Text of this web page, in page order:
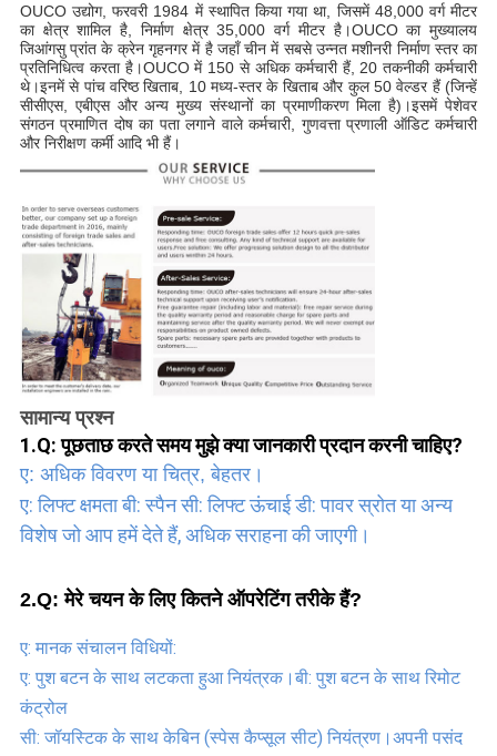
OUCO उद्योग, फरवरी 1984 में स्थापित किया गया था, जिसमें 48,000 वर्ग मीटर
का क्षेत्र शामिल है, निर्माण क्षेत्र 35,000 वर्ग मीटर है।OUCO का मुख्यालय
जिआंगसु प्रांत के क्रेन गृहनगर में है जहाँ चीन में सबसे उन्नत मशीनरी निर्माण स्तर का
प्रतिनिधित्व करता है।OUCO में 150 से अधिक कर्मचारी हैं, 20 तकनीकी कर्मचारी
थे।इनमें से पांच वरिष्ठ खिताब, 10 मध्य-स्तर के खिताब और कुल 50 वेल्डर हैं (जिन्हें
सीसीएस, एबीएस और अन्य मुख्य संस्थानों का प्रमाणीकरण मिला है)।इसमें पेशेवर
संगठन प्रमाणित दोष का पता लगाने वाले कर्मचारी, गुणवत्ता प्रणाली ऑडिट कर्मचारी
और निरीक्षण कर्मी आदि भी हैं।
सामान्य प्रश्न
1.Q: पूछताछ करते समय मुझे क्या जानकारी प्रदान करनी चाहिए?
ए: अधिक विवरण या चित्र, बेहतर।
ए: लिफ्ट क्षमता बी: स्पैन सी: लिफ्ट ऊंचाई डी: पावर स्रोत या अन्य
विशेष जो आप हमें देते हैं, अधिक सराहना की जाएगी।
2.Q: मेरे चयन के लिए कितने ऑपरेटिंग तरीके हैं?
ए: मानक संचालन विधियों:
ए: पुश बटन के साथ लटकता हुआ नियंत्रक।बी: पुश बटन के साथ रिमोट
कंट्रोल
सी: जॉयस्टिक के साथ केबिन (स्पेस कैप्सूल सीट) नियंत्रण।अपनी पसंद